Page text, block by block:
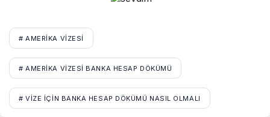
# AMERIKA VIZESI
# AMERIKA VIZESI BANKA HESAP DÖKÜMÜ
# VIZE İÇIN BANKA HESAP DÖKÜMÜ NASIL OLMALI